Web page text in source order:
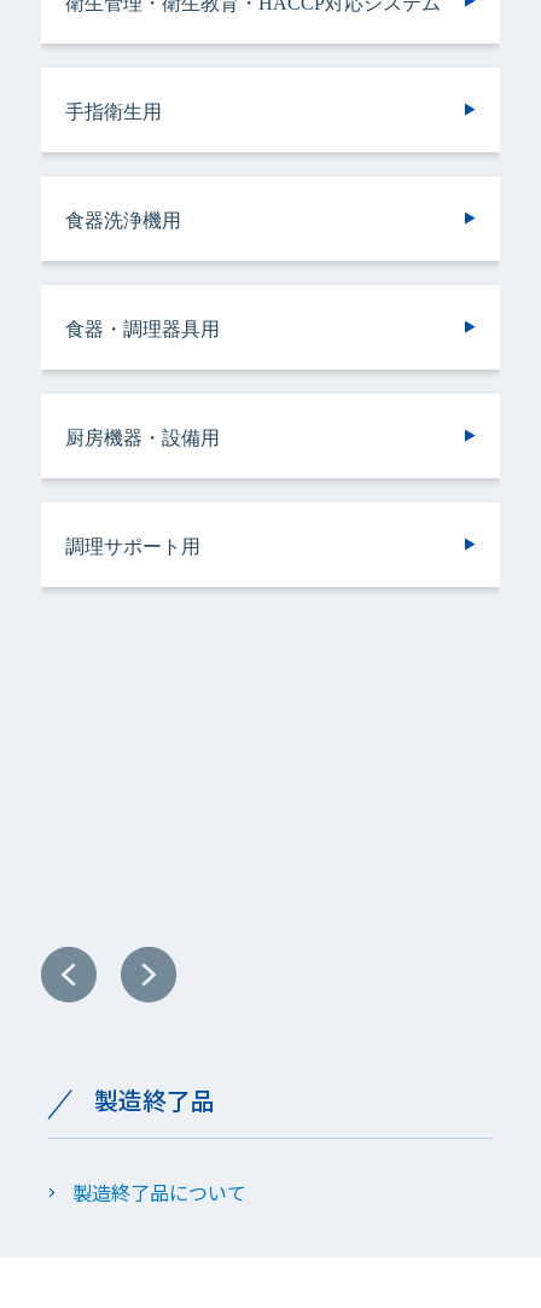
手指衛生用
食器洗浄機用
食器・調理器具用
厨房機器・設備用
調理サポート用
食器洗浄機用
トイレ用
手指衛生用
施設用
施設用
トイレ用
ヘアケア＆ボディケア用
バスルーム用
バスルーム用
食器・調理器具用
厨房機器・設備用
調理サポート用
衣類用
容器洗浄機用
トイレ用
ング用
ドライクリーニング用
リネンサプライ用
トイレ用
ング用
ドライクリーニング用
リネンサプライ用
製造終了品
製造終了品について